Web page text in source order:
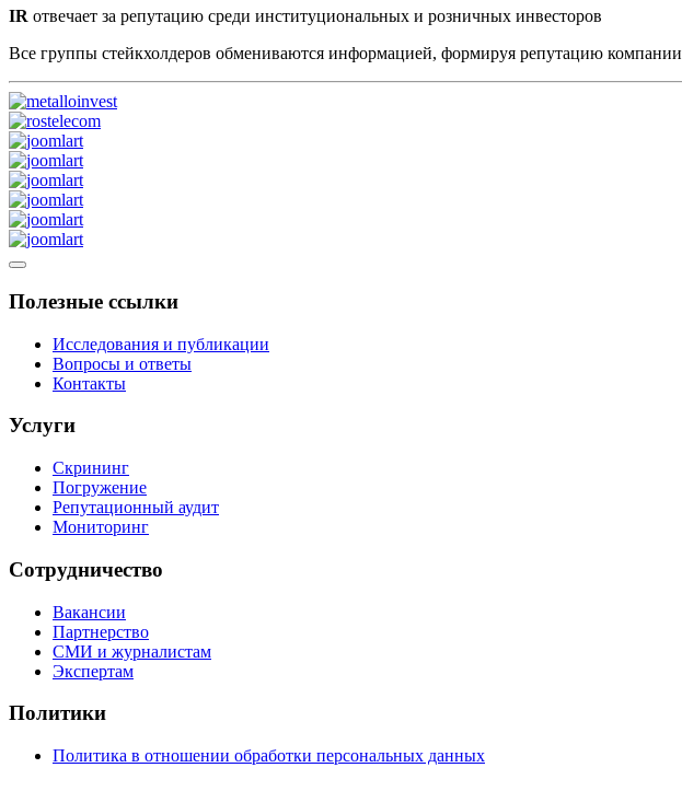
IR отвечает за репутацию среди институциональных и розничных инвесторов
Все группы стейкхолдеров обмениваются информацией, формируя репутацию компании
Полезные ссылки
Исследования и публикации
Вопросы и ответы
Контакты
Услуги
Скрининг
Погружение
Репутационный аудит
Мониторинг
Сотрудничество
Вакансии
Партнерство
СМИ и журналистам
Экспертам
Политики
Политика в отношении обработки персональных данных